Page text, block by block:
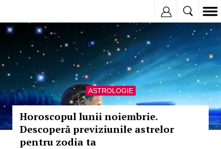
ASTROLOGIE
Horoscopul lunii noiembrie.
Descoperă previziunile astrelor
pentru zodia ta